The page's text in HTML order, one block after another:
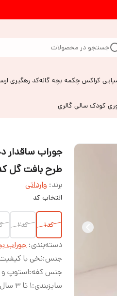
جستجو در محصولات
کراکس چکمه بچه گانهکد رهگیری
کودک سالی گالری
جوراب ساقدار
طرح بافت گل کد
برند: وارداتی
انتخاب کد
کد۱ کد۲
دسته‌بندی:جوراب
جنس:نخی با
جنس کفه:استوپ و
سایزبندی:۱ تا ۳ سال